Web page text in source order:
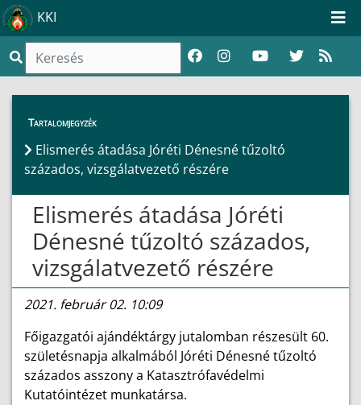
KKI
Híreink > Hírek
Tartalomjegyzék
Elismerés átadása Jóréti Dénesné tűzoltó
százados, vizsgálatvezető részére
Elismerés átadása Jóréti
Dénesné tűzoltó százados,
vizsgálatvezető részére
2021. február 02. 10:09
Főigazgatói ajándéktárgy jutalomban részesült 60.
születésnapja alkalmából Jóréti Dénesné tűzoltó
százados asszony a Katasztrófavédelmi
Kutatóintézet munkatársa.